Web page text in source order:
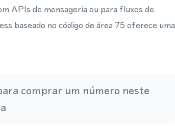
APIs de mensageria ou para fluxos de
baseado no código de área 75 oferece uma
comprar um número neste